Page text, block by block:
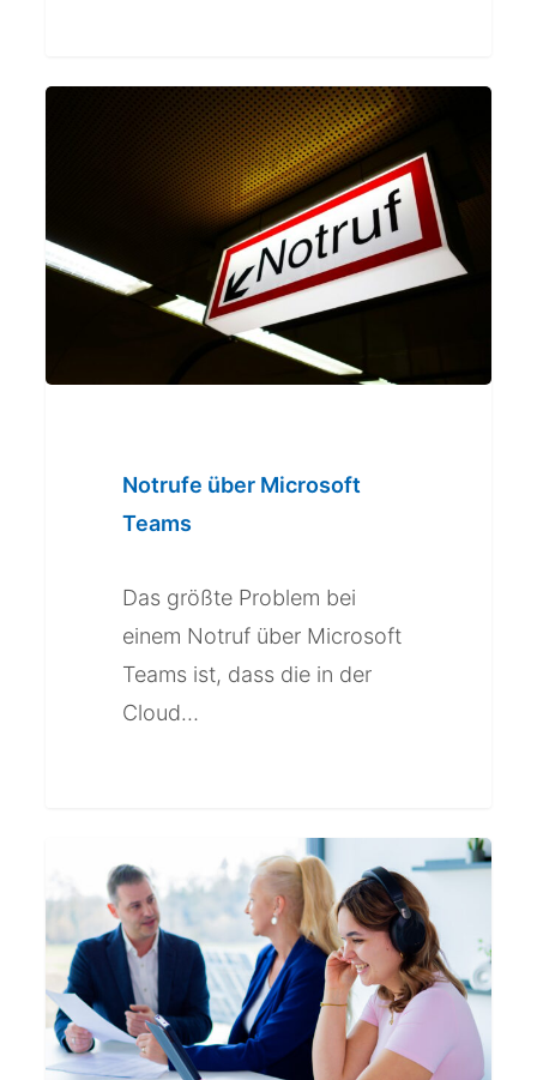
Notrufe über Microsoft
Teams
Das größte Problem bei
einem Notruf über Microsoft
Teams ist, dass die in der
Cloud…
der
Amtstelefonie
mit
Microsoft
Teams